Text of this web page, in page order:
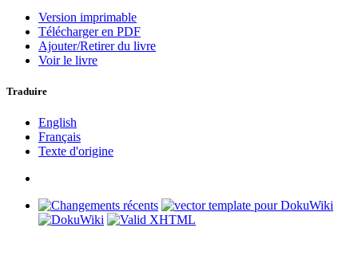
Version imprimable
Télécharger en PDF
Ajouter/Retirer du livre
Voir le livre
Traduire
English
Français
Texte d'origine